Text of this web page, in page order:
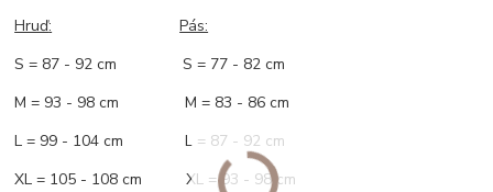
Hruď:
Pás:
S = 87 - 92 cm S = 77 - 82 cm
M = 93 - 98 cm M = 83 - 86 cm
L = 99 - 104 cm L = 87 - 92 cm
XL = 105 - 108 cm XL = 93 - 98 cm